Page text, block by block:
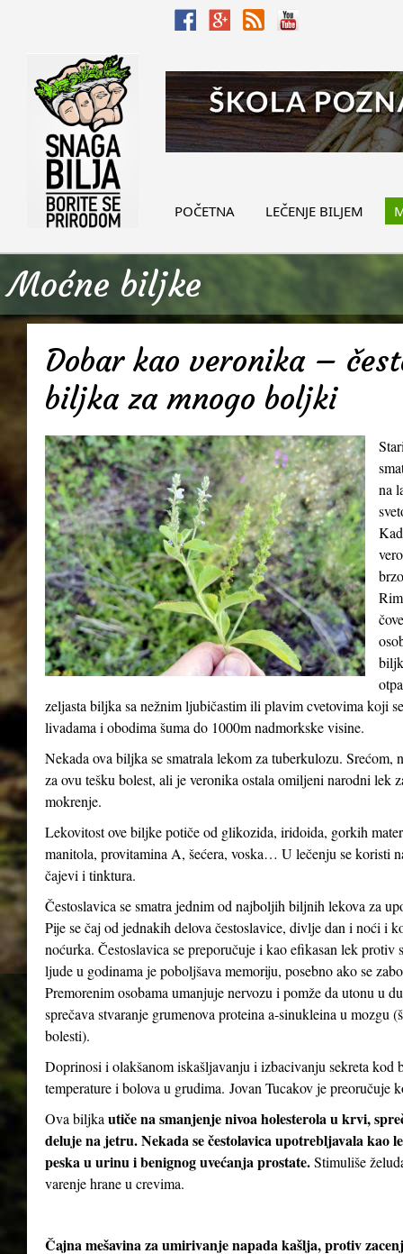
POČETNA LEČENJE BILJEM
Moćne biljke
Dobar kao veronika –
biljka za mnogo boljki
na
zeljasta biljka sa nežnim ljubičastim ili plavim cvetovima koji
livadama i obodima šuma do 1000m nadmorkske visine.
Nekada ova biljka se smatrala lekom za tuberkulozu.
za ovu tešku bolest, ali je veronika ostala omiljeni narodni lek
mokrenje.
Lekovitost ove biljke potiče od glikozida, iridoida, gorkih
manitola, provitamina A, šećera, voska… U lečenju se koristi
čajevi i tinktura.
Čestoslavica se smatra jednim od najboljih biljnih lekova za
Pije se čaj od jednakih delova čestoslavice, divlje dan i noći i
noćurka. Čestoslavica se preporučuje i kao efikasan lek
ljude u godinama je poboljšava memoriju, posebno ako se
Premorenim osobama umanjuje nervozu i pomže da utonu u
sprečava stvaranje grumenova proteina a-sinukleina u mozgu
bolesti).
Doprinosi i olakšanom iskašljavanju i izbacivanju sekreta kod
temperature i bolova u grudima. Jovan Tucakov je preoručuje
Ova biljka utiče na smanjenje nivoa holesterola u krvi,
deluje na jetru. Nekada se čestolavica upotrebljavala kao
peska u urinu i benignog uvećanja prostate.Stimuliše
varenje hrane u crevima.
Čajna mešavina za umirivanje napada kašlja, protiv